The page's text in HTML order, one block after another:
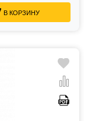
В КОРЗИНУ